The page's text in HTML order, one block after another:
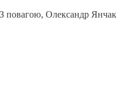
повагою, Олександр